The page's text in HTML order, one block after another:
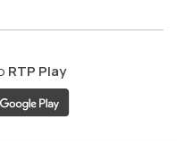
RTP Play